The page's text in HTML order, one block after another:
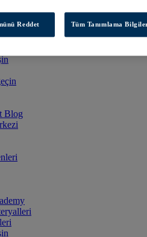
Collection Manager
Blog
Reddet Tüm Tanımlama